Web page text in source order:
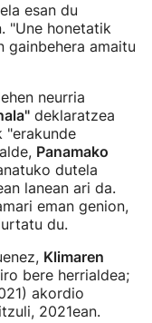
esan du
"Une honetatik
gainbehera amaitu
neurria
deklaratzea
"erakunde
Panamako
dutela
lanean ari da.
eman genion,
du.
Klimaren
bere herrialdea;
akordio
2021ean.